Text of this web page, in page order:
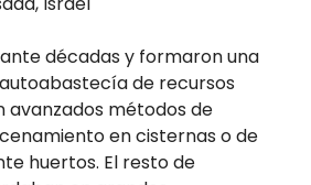
décadas y formaron una
de recursos
avanzados métodos de
en cisternas o de
huertos. El resto de